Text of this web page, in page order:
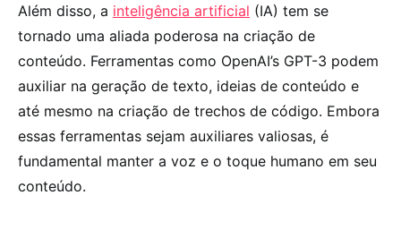
Além disso, a inteligência artificial (IA) tem se
tornado uma aliada poderosa na criação de
conteúdo. Ferramentas como OpenAI’s GPT-3 podem
auxiliar na geração de texto, ideias de conteúdo e
até mesmo na criação de trechos de código. Embora
essas ferramentas sejam auxiliares valiosas, é
fundamental manter a voz e o toque humano em seu
conteúdo.